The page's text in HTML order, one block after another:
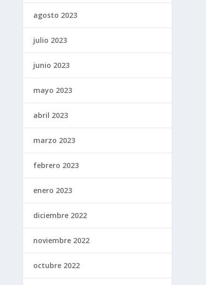
agosto 2023
julio 2023
junio 2023
mayo 2023
abril 2023
marzo 2023
febrero 2023
enero 2023
diciembre 2022
noviembre 2022
octubre 2022